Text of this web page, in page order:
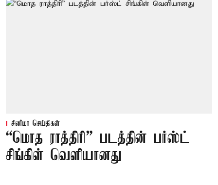
சினிமா செய்திகள்
“மொத ராத்திரி” படத்தின் பர்ஸ்ட்
சிங்கிள் வெளியானது